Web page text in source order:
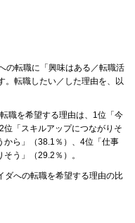
の転職に「興味はある／転職活
。転職したい／した理由を、以
職を希望する理由は、1位「今
「スキルアップにつながりそ
から」（38.1％）、4位「仕事
う」（29.2％）。
ダへの転職を希望する理由の比